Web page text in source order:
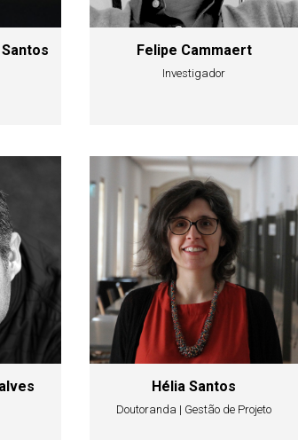
Felipe Cammaert
Investigador
Hélia Santos
Doutoranda | Gestão de Projeto